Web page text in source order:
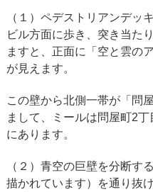
（１）ペデストリアンデッ
ビル方面に歩き、突き当た
ますと、正面に「空と雲の
が見えます。
この壁から北側一帯が「問
まして、ミールは問屋町2
にあります。
（２）青空の巨壁を分断す
描かれています）を通り抜